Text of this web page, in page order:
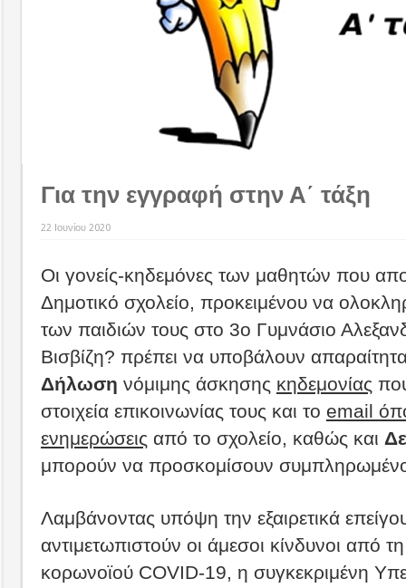
Για την εγγραφή στην Α΄ τάξη
22 Ιουνίου 2020
Οι γονείς-κηδεμόνες των μαθητών που
Δημοτικό σχολείο, προκειμένου να
των παιδιών τους στο 3ο Γυμνάσιο
Βισβίζη? πρέπει να υποβάλουν
Δήλωση νόμιμης άσκησης κηδεμονίας
στοιχεία επικοινωνίας τους και το email
ενημερώσεις από το σχολείο, καθώς και
μπορούν να προσκομίσουν
Λαμβάνοντας υπόψη την εξαιρετικά
αντιμετωπιστούν οι άμεσοι κίνδυνοι από
κορωνοϊού COVID-19, η συγκεκριμένη